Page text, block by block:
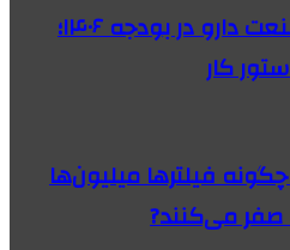
تسویه بدهی‌های صنعت دارو در بودجه ۱۴۰۶؛
کار
فیلترها میلیون‌ها
صفر می‌کنند?